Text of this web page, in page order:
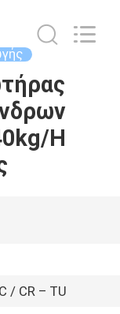
H
/ CR – TU